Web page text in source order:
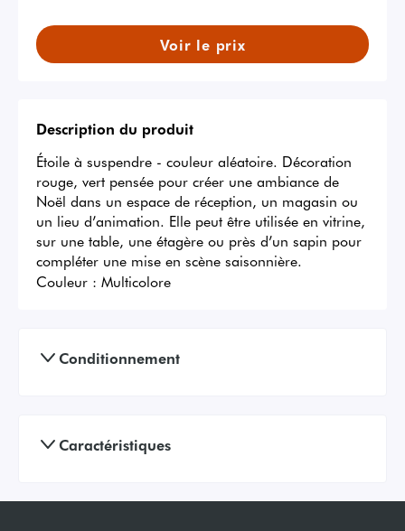
Voir le prix
Description du produit
Étoile à suspendre - couleur aléatoire. Décoration
rouge, vert pensée pour créer une ambiance de
Noël dans un espace de réception, un magasin ou
un lieu d’animation. Elle peut être utilisée en vitrine,
sur une table, une étagère ou près d’un sapin pour
compléter une mise en scène saisonnière.
Couleur : Multicolore
Conditionnement
Caractéristiques